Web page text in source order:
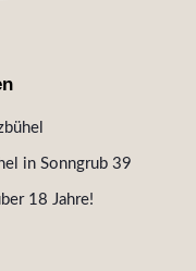
in Sonngrub 39
18 Jahre!